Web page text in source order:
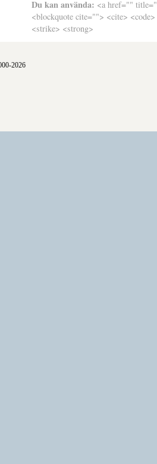
Du kan använda: <a href=""
<blockquote cite=""> <cite>
<strike> <strong>
2026